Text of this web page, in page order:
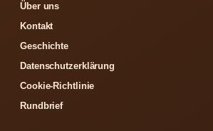
Über uns
Kontakt
Geschichte
Datenschutzerklärung
Cookie-Richtlinie
Rundbrief